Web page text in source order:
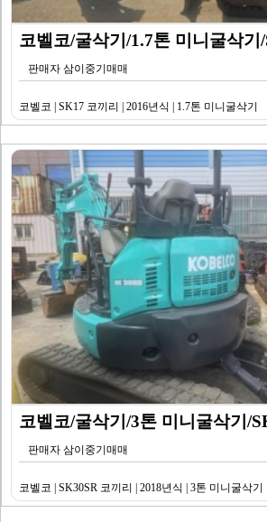
판매자 삼이중기매매
코벨코 | SK17 코끼리 | 2016년식 | 1.7톤 미니굴삭기
판매자 삼이중기매매
코벨코 | SK30SR 코끼리 | 2018년식 | 3톤 미니굴삭기